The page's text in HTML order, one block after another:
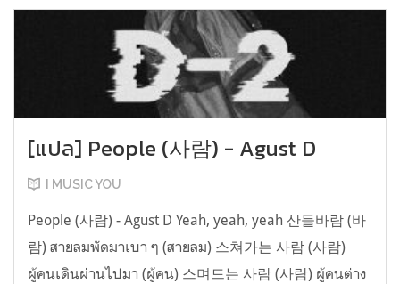
[แปล] People (사람) - Agust D
I MUSIC YOU
People (사람) - Agust D Yeah, yeah, yeah 산들바람 (바
람) สายลมพัดมาเบา ๆ (สายลม) 스쳐가는 사람 (사람)
ผู้คนเดินผ่านไปมา (ผู้คน) 스며드는 사람 (사람) ผู้คนต่าง